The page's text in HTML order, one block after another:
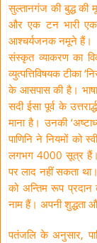
सुल्तानगंज की बुद्ध की
और एक टन भारी एक
आश्चर्यजनक नमूने हैं।
संस्कृत व्याकरण का
व्युत्पत्तिविषयक टीका
के आसपास की है। भाषा
सदी ईसा पूर्व के
माना है। उनकी
पाणिनि ने नियमों को
लगभग 4000 सूत्र
पर लाद नहीं सकता था।
को अन्तिम रूप
नाम हैं। अपनी शुद्धता
पतंजलि के अनुसार,